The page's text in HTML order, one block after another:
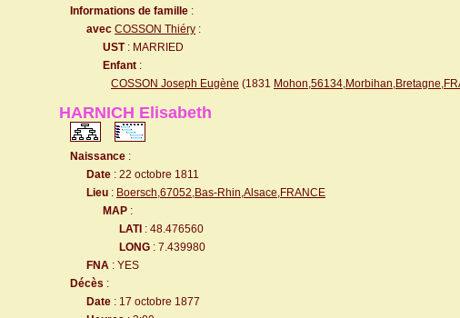
Informations de famille :
avec COSSON Thiéry :
UST: MARRIED
Enfant :
COSSON Joseph Eugène (1831
HARNICH Elisabeth
Naissance :
Date : 22 octobre 1811
Lieu : Boersch,67052,Bas-Rhin,Alsace,FRANCE
MAP :
LATI : 48.476560
LONG : 7.439980
FNA : YES
Décès :
Date : 17 octobre 1877